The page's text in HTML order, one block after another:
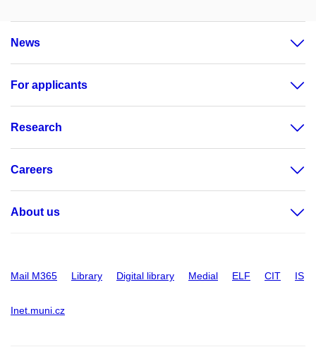
News
For applicants
Research
Careers
About us
Mail M365 Library Digital library Medial ELF CIT IS
Inet.muni.cz